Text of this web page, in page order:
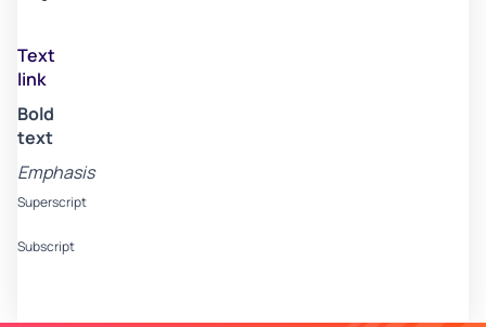
Text
link
Bold
text
Emphasis
Superscript
Subscript